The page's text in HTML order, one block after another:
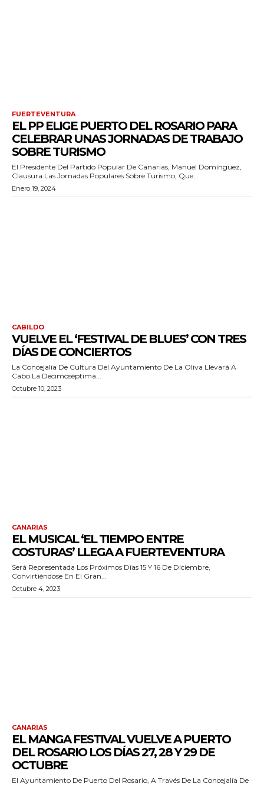
FUERTEVENTURA
EL PP ELIGE PUERTO DEL ROSARIO PARA
CELEBRAR UNAS JORNADAS DE TRABAJO
SOBRE TURISMO
El Presidente Del Partido Popular De Canarias, Manuel Domínguez,
Clausura Las Jornadas Populares Sobre Turismo, Que...
Enero 19, 2024
CABILDO
VUELVE EL ‘FESTIVAL DE BLUES’ CON TRES
DÍAS DE CONCIERTOS
La Concejalía De Cultura Del Ayuntamiento De La Oliva Llevará A
Cabo La Decimoséptima...
Octubre 10, 2023
CANARIAS
EL MUSICAL ‘EL TIEMPO ENTRE
COSTURAS’ LLEGA A FUERTEVENTURA
Será Representada Los Próximos Días 15 Y 16 De Diciembre,
Convirtiéndose En El Gran...
Octubre 4, 2023
CANARIAS
EL MANGA FESTIVAL VUELVE A PUERTO
DEL ROSARIO LOS DÍAS 27, 28 Y 29 DE
OCTUBRE
El Ayuntamiento De Puerto Del Rosario, A Través De La Concejalía De